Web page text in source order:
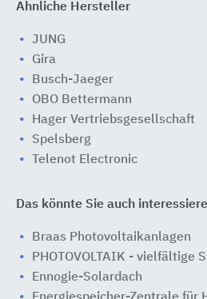
Ähnliche Hersteller
JUNG
Gira
Busch-Jaeger
OBO Bettermann
Hager Vertriebsgesellschaft
Spelsberg
Telenot Electronic
Das könnte Sie auch
Braas Photovoltaikanlagen
PHOTOVOLTAIK - vielfältige
Ennogie-Solardach